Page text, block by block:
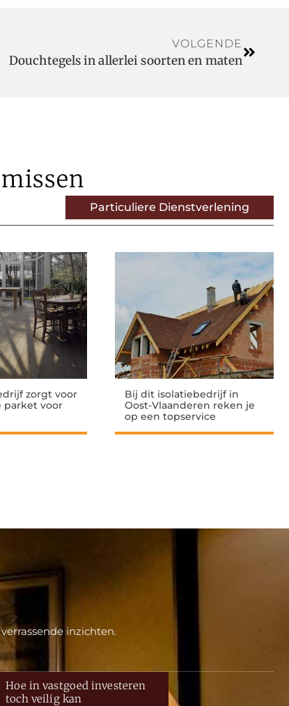
VOLGENDE
Douchtegels in allerlei soorten en maten
Particuliere Dienstverlening
zorgt voor
parket voor
Bij dit isolatiebedrijf in
Oost-Vlaanderen reken je
op een topservice
inzichten.
Hoe in vastgoed investeren
toch veilig kan